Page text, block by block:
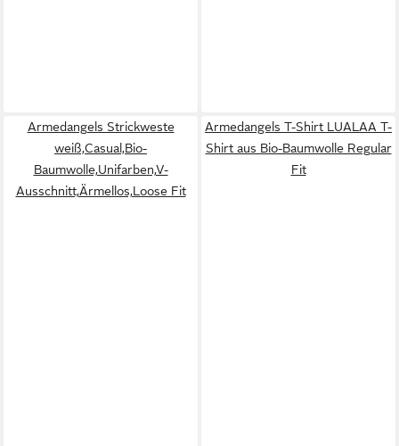
Armedangels Strickweste
weiß,Casual,Bio-
Baumwolle,Unifarben,V-
Ausschnitt,Ärmellos,Loose Fit
Armedangels T-Shirt LUALAA T-
Shirt aus Bio-Baumwolle Regular
Fit